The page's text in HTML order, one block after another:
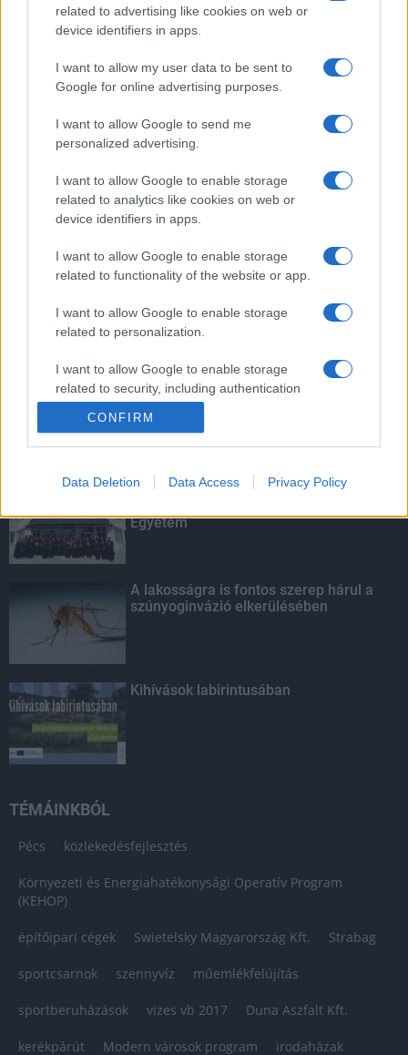
related to advertising like cookies on web or
device identifiers in apps.
I want to allow my user data to be sent to
Google for online advertising purposes.
I want to allow Google to send me
personalized advertising.
I want to allow Google to enable storage
related to analytics like cookies on web or
device identifiers in apps.
I want to allow Google to enable storage
related to functionality of the website or app.
I want to allow Google to enable storage
related to personalization.
I want to allow Google to enable storage
related to security, including authentication
functionality and fraud prevention, and other
user protection.
CONFIRM
Data Deletion Data Access Privacy Policy
HÍRDETÉS
LEGOLVASOTTABB
Szerdától rárajtolhatunk a jövő nyári
foci-Eb jegyeire
továbbképzésekkel erősít a Gál Ferenc
Egyetem
Tavaly 83,3 milliárd forint kutatás-
fizettek ki az NFKI Alapból
Kecskeméten is szakirányú
Egyetem
A lakosságra is fontos szerep hárul a
szúnyoginvázió elkerülésében
Kihívások labirintusában
TÉMÁINKBÓL
Pécs közlekedésfejlesztés
Környezeti és Energiahatékonysági Operatív Program
(KEHOP)
építőipari cégek Swietelsky Magyarország Kft. Strabag
sportcsarnok szennyvíz műemlékfelújítás
sportberuházások vizes vb 2017 Duna Aszfalt Kft.
kerékpárút Modern városok program irodaházak